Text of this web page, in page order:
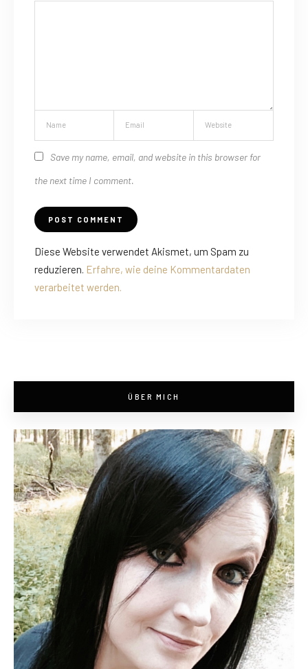
Save my name, email, and website in this browser for
the next time I comment.
Diese Website verwendet Akismet, um Spam zu
reduzieren. Erfahre, wie deine Kommentardaten
verarbeitet werden.
ÜBER MICH